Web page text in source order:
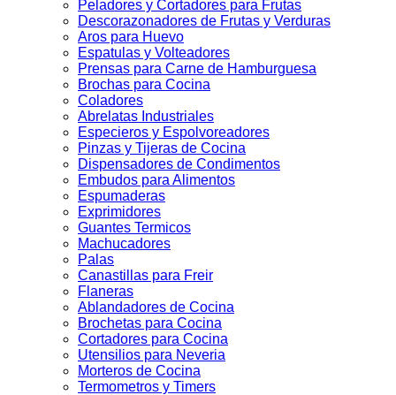
Peladores y Cortadores para Frutas
Descorazonadores de Frutas y Verduras
Aros para Huevo
Espatulas y Volteadores
Prensas para Carne de Hamburguesa
Brochas para Cocina
Coladores
Abrelatas Industriales
Especieros y Espolvoreadores
Pinzas y Tijeras de Cocina
Dispensadores de Condimentos
Embudos para Alimentos
Espumaderas
Exprimidores
Guantes Termicos
Machucadores
Palas
Canastillas para Freir
Flaneras
Ablandadores de Cocina
Brochetas para Cocina
Cortadores para Cocina
Utensilios para Neveria
Morteros de Cocina
Termometros y Timers